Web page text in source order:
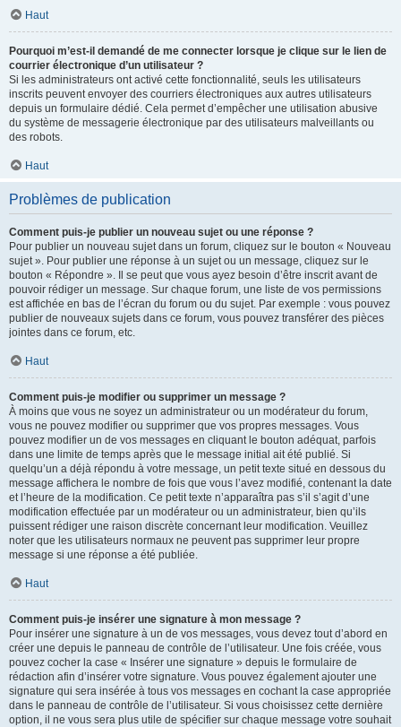
Haut
Pourquoi m’est-il demandé de me connecter lorsque je clique sur le lien de
courrier électronique d’un utilisateur ?
Si les administrateurs ont activé cette fonctionnalité, seuls les utilisateurs
inscrits peuvent envoyer des courriers électroniques aux autres utilisateurs
depuis un formulaire dédié. Cela permet d’empêcher une utilisation abusive
du système de messagerie électronique par des utilisateurs malveillants ou
des robots.
Haut
Problèmes de publication
Comment puis-je publier un nouveau sujet ou une réponse ?
Pour publier un nouveau sujet dans un forum, cliquez sur le bouton « Nouveau
sujet ». Pour publier une réponse à un sujet ou un message, cliquez sur le
bouton « Répondre ». Il se peut que vous ayez besoin d’être inscrit avant de
pouvoir rédiger un message. Sur chaque forum, une liste de vos permissions
est affichée en bas de l’écran du forum ou du sujet. Par exemple : vous pouvez
publier de nouveaux sujets dans ce forum, vous pouvez transférer des pièces
jointes dans ce forum, etc.
Haut
Comment puis-je modifier ou supprimer un message ?
À moins que vous ne soyez un administrateur ou un modérateur du forum,
vous ne pouvez modifier ou supprimer que vos propres messages. Vous
pouvez modifier un de vos messages en cliquant le bouton adéquat, parfois
dans une limite de temps après que le message initial ait été publié. Si
quelqu’un a déjà répondu à votre message, un petit texte situé en dessous du
message affichera le nombre de fois que vous l’avez modifié, contenant la date
et l’heure de la modification. Ce petit texte n’apparaîtra pas s’il s’agit d’une
modification effectuée par un modérateur ou un administrateur, bien qu’ils
puissent rédiger une raison discrète concernant leur modification. Veuillez
noter que les utilisateurs normaux ne peuvent pas supprimer leur propre
message si une réponse a été publiée.
Haut
Comment puis-je insérer une signature à mon message ?
Pour insérer une signature à un de vos messages, vous devez tout d’abord en
créer une depuis le panneau de contrôle de l’utilisateur. Une fois créée, vous
pouvez cocher la case « Insérer une signature » depuis le formulaire de
rédaction afin d’insérer votre signature. Vous pouvez également ajouter une
signature qui sera insérée à tous vos messages en cochant la case appropriée
dans le panneau de contrôle de l’utilisateur. Si vous choisissez cette dernière
option, il ne vous sera plus utile de spécifier sur chaque message votre souhait